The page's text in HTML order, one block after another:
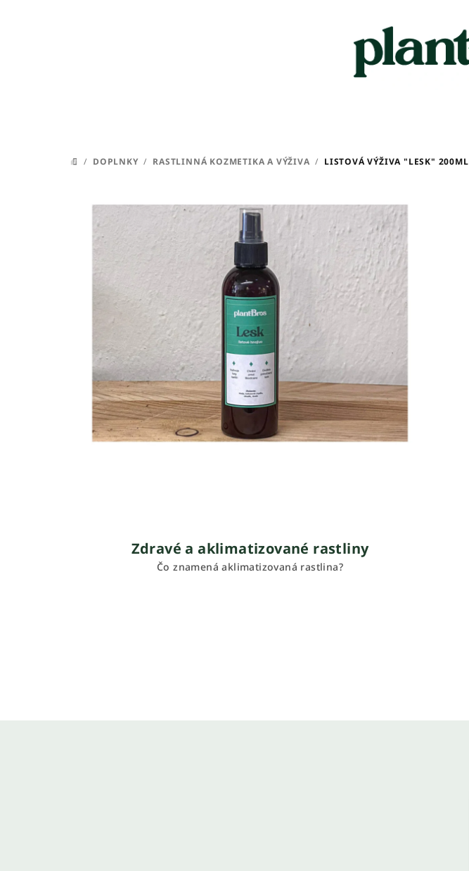
DOMOV
/ DOPLNKY / RASTLINNÁ KOZMETIKA A VÝŽIVA / LISTOVÁ VÝŽIVA "LESK" 200ML
Zdravé a aklimatizované rastliny
Čo znamená aklimatizovaná rastlina?